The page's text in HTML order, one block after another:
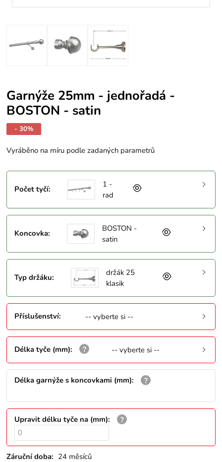
Garnýže 25mm - jednořadá -
BOSTON - satin
- 30%
Vyráběno na míru podle zadaných parametrů
Počet tyčí:
1 -
rad
Koncovka:
BOSTON -
satin
Typ držáku:
držák 25
klasik
Příslušenství: -- vyberte si --
Délka tyče (mm): -- vyberte si --
Délka garnýže s koncovkami (mm):
Upravit délku tyče na (mm):
Záruční doba: 24 měsíců